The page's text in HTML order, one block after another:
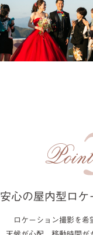
安心の屋内型ロケ
ロケーション撮影を希